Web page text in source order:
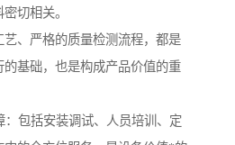
切相关。
、严格的质量检测流程，都是
基础，也是构成产品价值的重
：包括安装调试、人员培训、定